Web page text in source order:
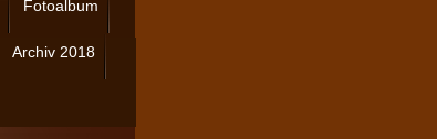
Fotoalbum
Archiv 2018